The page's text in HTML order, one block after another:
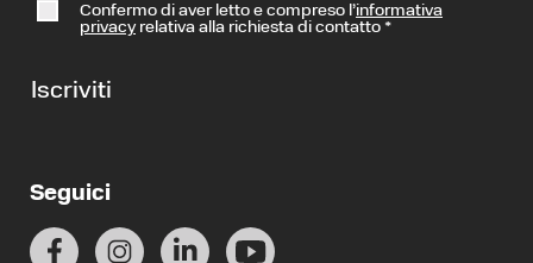
Confermo di aver letto e compreso l’informativa
privacyrelativa alla richiesta di contatto *
Iscriviti
Seguici